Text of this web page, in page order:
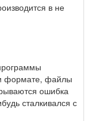
в не
формате, файлы
ошибка
сталкивался с